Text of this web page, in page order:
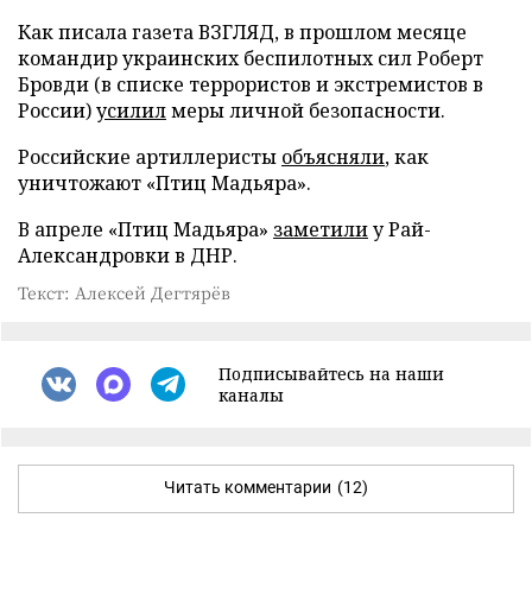
Как писала газета ВЗГЛЯД, в прошлом месяце
командир украинских беспилотных сил Роберт
Бровди (в списке террористов и экстремистов в
России)усилилмеры личной безопасности.
Российские артиллеристы объясняли, как
уничтожают «Птиц Мадьяра».
В апреле «Птиц Мадьяра» заметилиу Рай-
Александровки в ДНР.
Текст: Алексей Дегтярёв
Подписывайтесь на наши
каналы
Читать комментарии (12)